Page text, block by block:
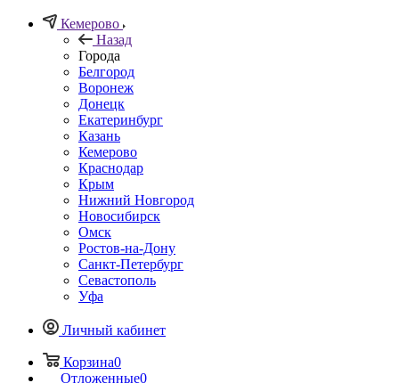
Кемерово
Назад
Города
Белгород
Воронеж
Донецк
Екатеринбург
Казань
Кемерово
Краснодар
Крым
Нижний Новгород
Новосибирск
Омск
Ростов-на-Дону
Санкт-Петербург
Севастополь
Уфа
Личный кабинет
Корзина0
Отложенные0